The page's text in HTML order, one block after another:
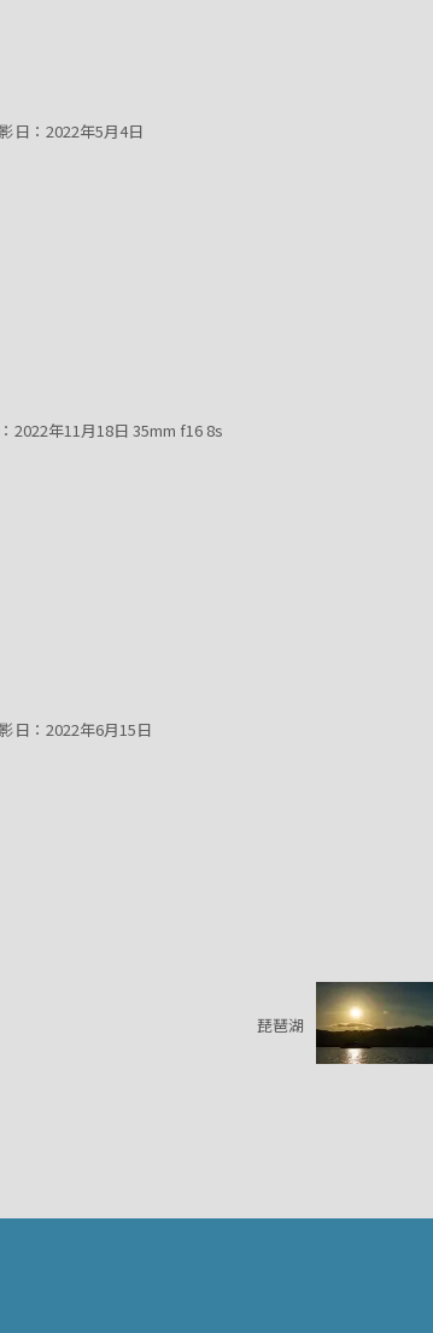
日：2022年5月4日
2022年11月18日 35mm f16 8s
日：2022年6月15日
琵琶湖